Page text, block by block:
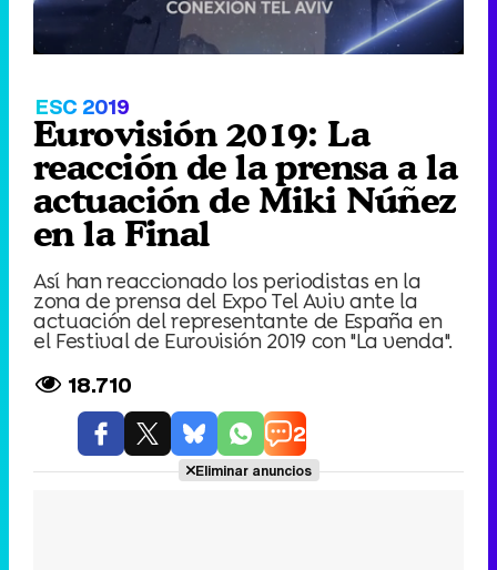
/
ESC 2019
Eurovisión 2019: La
reacción de la prensa a la
actuación de Miki Núñez
en la Final
Así han reaccionado los periodistas en la
zona de prensa del Expo Tel Aviv ante la
actuación del representante de España en
el Festival de Eurovisión 2019 con "La venda".
18.710
2
Eliminar anuncios